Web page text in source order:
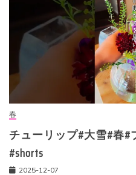
春
チューリップ#大雪#春
#shorts
2025-12-07